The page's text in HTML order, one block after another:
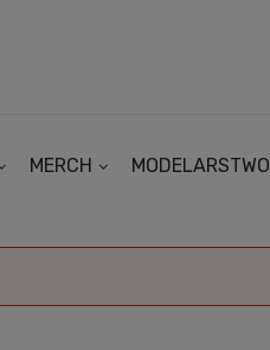
MERCH MODELARSTWO